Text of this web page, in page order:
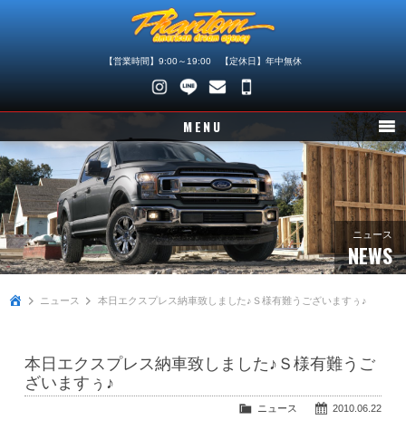
【営業時間】9:00～19:00 【定休日】年中無休
048-
745-
4446
MENU
ニュース
在庫車情報
パーツ情報
メンテナンス
買取査定
ニュース
NEWS
ニュース 本日エクスプレス納車致しました♪Ｓ様有難うございますぅ♪
本日エクスプレス納車致しました♪Ｓ様有難うご
ざいますぅ♪
2010.06.22
ニュース